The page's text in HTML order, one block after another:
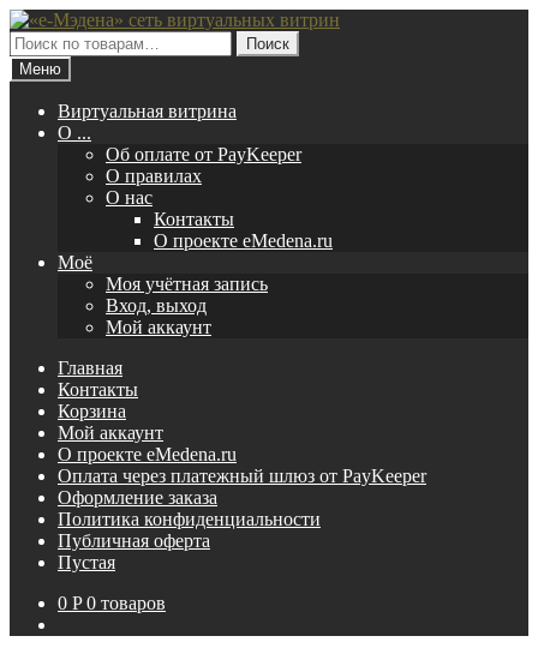
Перейти
к
навигации
Перейти
к
содержимому
Искать:
Поиск
Меню
Виртуальная витрина
O ...
Об оплате от PayKeeper
О правилах
О нас
Контакты
О проекте eMedena.ru
Моё
Моя учётная запись
Вход, выход
Мой аккаунт
Главная
Контакты
Корзина
Мой аккаунт
О проекте eMedena.ru
Оплата через платежный шлюз от PayKeeper
Оформление заказа
Политика конфиденциальности
Публичная оферта
Пустая
0 P 0 товаров